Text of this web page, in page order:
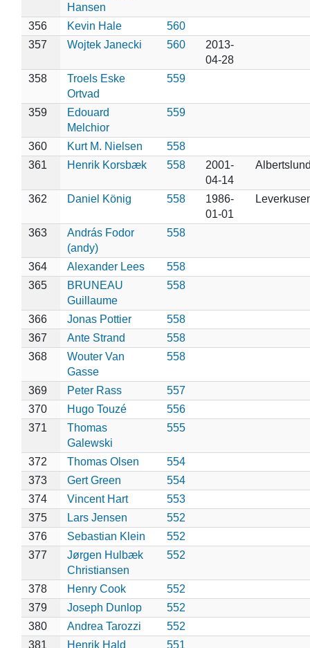
Hansen
356 Kevin Hale
560
357
Wojtek Janecki 560
2013-
04-28
358
Troels Eske
Ortvad
559
359
Edouard
Melchior
559
360 Kurt M. Nielsen
558
361
Henrik Korsbæk 558
2001-
04-14
362 Daniel König 558
1986-
01-01
363
András Fodor
(andy)
558
364 Alexander Lees
558
365
BRUNEAU
Guillaume
558
366 Jonas Pottier
558
367
Ante Strand
558
368
Wouter Van
Gasse
558
369 Peter Rass
557
370
Hugo Touzé
556
371
Thomas
Galewski
555
372 Thomas Olsen
554
373
Gert Green
554
374
Vincent Hart
553
375
Lars Jensen
552
376
Sebastian Klein
552
377
Jørgen Hulbæk
Christiansen
552
378 Henry Cook
552
379
Joseph Dunlop
552
380
Andrea Tarozzi
552
381
Henrik Hald 551